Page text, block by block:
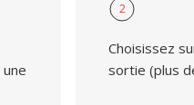
2
Choisissez
sortie (plus